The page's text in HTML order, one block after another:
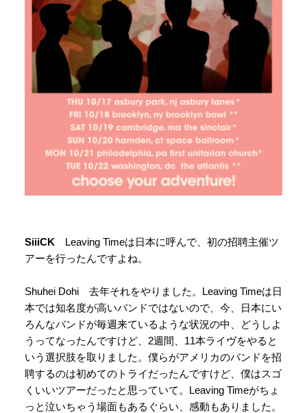
SiiiCK Leaving Timeは日本に呼んで、初の招聘主催ツ
アーを行ったんですよね。
Shuhei Dohi 去年それをやりました。Leaving Timeは日
本では知名度が高いバンドではないので、今、日本にい
ろんなバンドが毎週来ているような状況の中、どうしよ
うってなったんですけど、2週間、11本ライヴをやると
いう選択肢を取りました。僕らがアメリカのバンドを招
聘するのは初めてのトライだったんですけど、僕はスゴ
くいいツアーだったと思っていて。Leaving Timeがちょ
っと泣いちゃう場面もあるぐらい、感動もありました。